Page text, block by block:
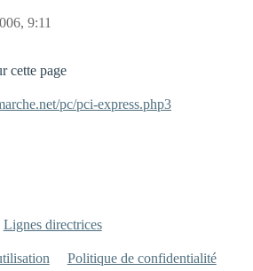
9:11
cette page
pc/pci-express.php3
Lignes directrices
Politique de confidentialité